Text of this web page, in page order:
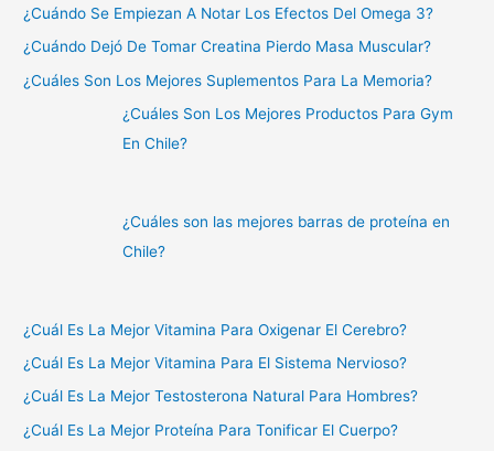
¿Cuándo Se Empiezan A Notar Los Efectos Del Omega 3?
¿Cuándo Dejó De Tomar Creatina Pierdo Masa Muscular?
¿Cuáles Son Los Mejores Suplementos Para La Memoria?
¿Cuáles Son Los Mejores Productos Para Gym
En Chile?
¿Cuáles son las mejores barras de proteína en
Chile?
¿Cuál Es La Mejor Vitamina Para Oxigenar El Cerebro?
¿Cuál Es La Mejor Vitamina Para El Sistema Nervioso?
¿Cuál Es La Mejor Testosterona Natural Para Hombres?
¿Cuál Es La Mejor Proteína Para Tonificar El Cuerpo?